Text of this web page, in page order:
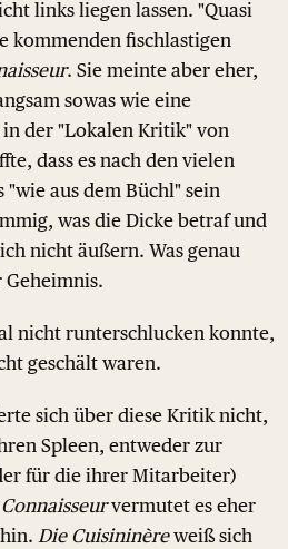
links liegen lassen. "Quasi
kommenden fischlastigen
. Sie meinte aber eher,
sowas wie eine
der "Lokalen Kritik" von
dass es nach den vielen
"wie aus dem Büchl" sein
was die Dicke betraf und
nicht äußern. Was genau
nicht runterschlucken konnte,
geschält waren.
sich über diese Kritik nicht,
Spleen, entweder zur
für die ihrer Mitarbeiter)
vermutet es eher
Die Cuisininèreweiß sich